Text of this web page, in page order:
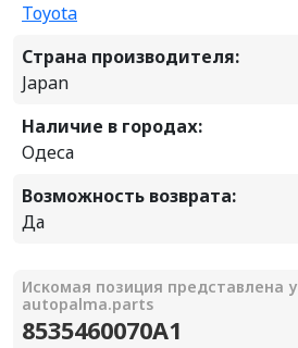
Toyota
Страна производителя:
Japan
Наличие в городах:
Одеса
Возможность возврата:
Да
Искомая позиция представлена у
autopalma.parts
8535460070A1